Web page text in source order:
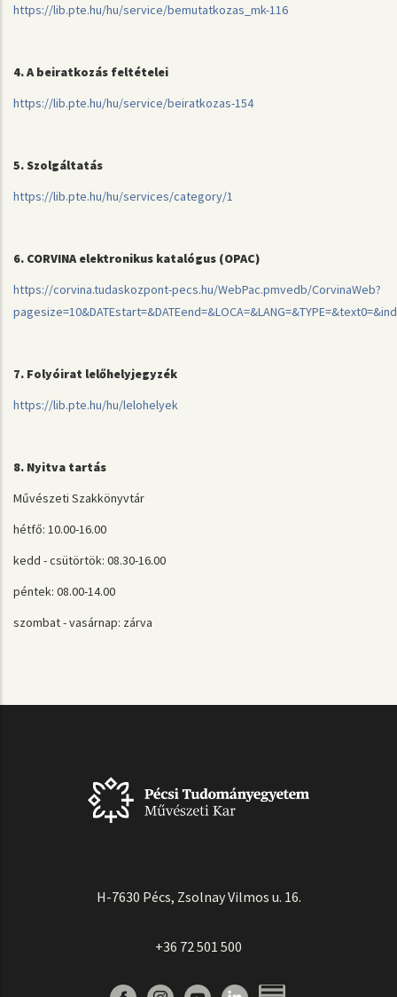
https://lib.pte.hu/hu/service/bemutatkozas_mk-116
4. A beiratkozás feltételei
https://lib.pte.hu/hu/service/beiratkozas-154
5. Szolgáltatás
https://lib.pte.hu/hu/services/category/1
6. CORVINA elektronikus katalógus (OPAC)
https://corvina.tudaskozpont-pecs.hu/WebPac.pmvedb/CorvinaWeb?
7. Folyóirat lelőhelyjegyzék
https://lib.pte.hu/hu/lelohelyek
8. Nyitva tartás
Művészeti Szakkönyvtár
hétfő: 10.00-16.00
kedd - csütörtök: 08.30-16.00
péntek: 08.00-14.00
szombat - vasárnap: zárva
H-7630 Pécs, Zsolnay Vilmos u. 16.
+36 72 501 500